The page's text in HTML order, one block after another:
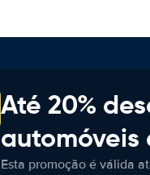
Até 20%
automóveis
Esta promoção é válida